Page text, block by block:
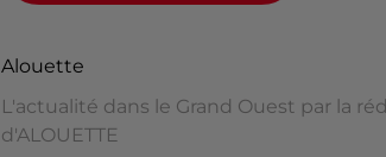
Alouette
L'actualité dans le Grand Ouest par la
d'ALOUETTE